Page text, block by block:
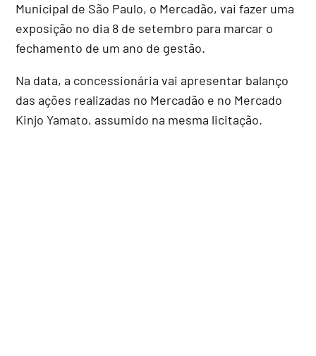
Municipal de São Paulo, o Mercadão, vai fazer uma
exposição no dia 8 de setembro para marcar o
fechamento de um ano de gestão.
Na data, a concessionária vai apresentar balanço
das ações realizadas no Mercadão e no Mercado
Kinjo Yamato, assumido na mesma licitação.